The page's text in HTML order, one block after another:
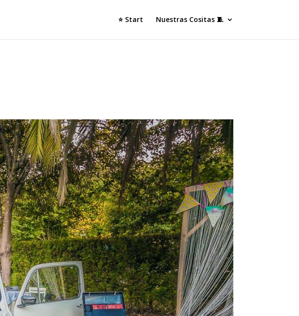
⭐ Start Nuestras Cositas 🧵